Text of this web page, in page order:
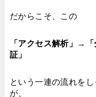
だからこそ、この
「アクセス解析」→
証」
という一連の流れを
が、